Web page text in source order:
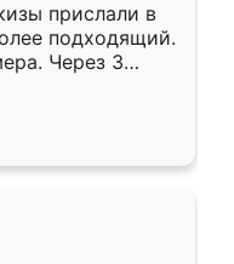
прислали в
подходящий.
Через 3
Остались
Ренессанс